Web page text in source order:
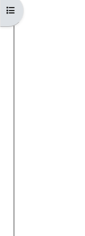
Apri indice del corso